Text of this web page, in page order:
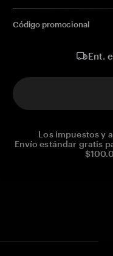
Código promocional
Ent.
Los impuestos y
Envío estándar gratis